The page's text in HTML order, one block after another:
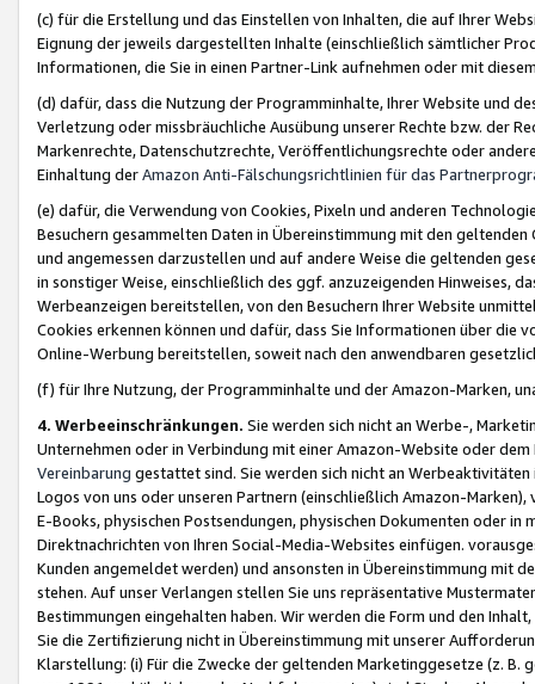
(c) für die Erstellung und das Einstellen von Inhalten, die auf Ihrer
Eignung der jeweils dargestellten Inhalte (einschließlich sämtlicher
Informationen, die Sie in einen Partner-Link aufnehmen oder mit
(d) dafür, dass die Nutzung der Programminhalte, Ihrer Website und
Verletzung oder missbräuchliche Ausübung unserer Rechte bzw. der
Markenrechte, Datenschutzrechte, Veröffentlichungsrechte oder
Einhaltung derAmazon Anti-Fälschungsrichtlinien für das
(e) dafür, die Verwendung von Cookies, Pixeln und anderen
Besuchern gesammelten Daten in Übereinstimmung mit den
und angemessen darzustellen und auf andere Weise die geltenden
in sonstiger Weise, einschließlich des ggf. anzuzeigenden Hinweises,
Werbeanzeigen bereitstellen, von den Besuchern Ihrer Website
Cookies erkennen können und dafür, dass Sie Informationen über die
Online-Werbung bereitstellen, soweit nach den anwendbaren
(f) für Ihre Nutzung, der Programminhalte und der Amazon-Marken,
4. Werbeeinschränkungen. Sie werden sich nicht an Werbe-,
Unternehmen oder in Verbindung mit einer Amazon-Website oder
Vereinbarung gestattet sind. Sie werden sich nicht an
Logos von uns oder unseren Partnern (einschließlich Amazon-
E-Books, physischen Postsendungen, physischen Dokumenten oder in
Direktnachrichten von Ihren Social-Media-Websites einfügen.
Kunden angemeldet werden) und ansonsten in Übereinstimmung mit
stehen. Auf unser Verlangen stellen Sie uns repräsentative
Bestimmungen eingehalten haben. Wir werden die Form und den
Sie die Zertifizierung nicht in Übereinstimmung mit unserer
Klarstellung: (i) Für die Zwecke der geltenden Marketinggesetze (z. B.